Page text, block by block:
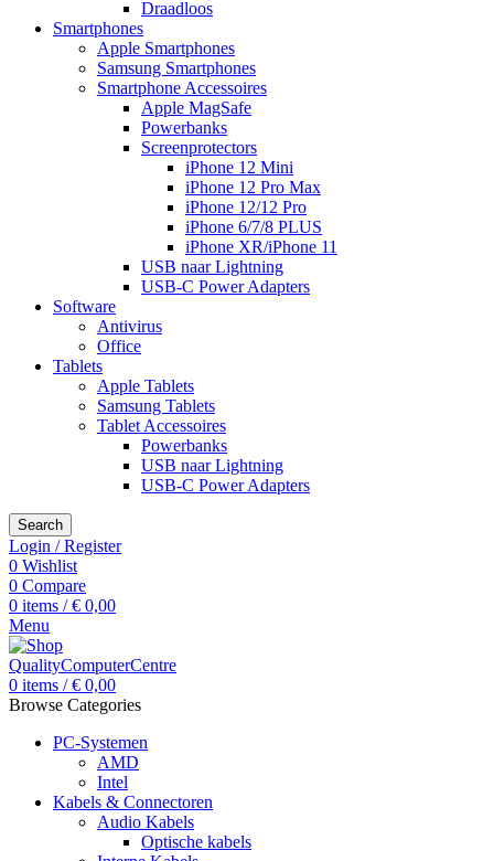
Draadloos
Smartphones
Apple Smartphones
Samsung Smartphones
Smartphone Accessoires
Apple MagSafe
Powerbanks
Screenprotectors
iPhone 12 Mini
iPhone 12 Pro Max
iPhone 12/12 Pro
iPhone 6/7/8 PLUS
iPhone XR/iPhone 11
USB naar Lightning
USB-C Power Adapters
Software
Antivirus
Office
Tablets
Apple Tablets
Samsung Tablets
Tablet Accessoires
Powerbanks
USB naar Lightning
USB-C Power Adapters
Search
Login / Register
0 Wishlist
0 Compare
0 items / € 0,00
Menu
0 items / € 0,00
Browse Categories
PC-Systemen
AMD
Intel
Kabels & Connectoren
Audio Kabels
Optische kabels